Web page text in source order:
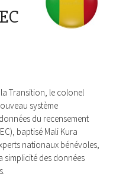
Transition, le colonel
système
du recensement
baptisé Mali Kura
nationaux bénévoles,
simplicité des données